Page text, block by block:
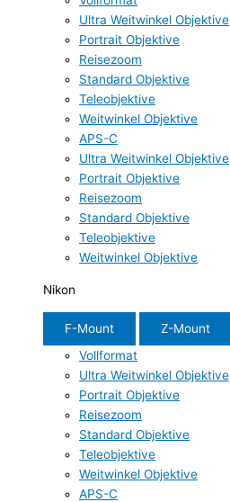
Ultra Weitwinkel Objektive
Portrait Objektive
Reisezoom
Standard Objektive
Teleobjektive
Weitwinkel Objektive
APS-C
Ultra Weitwinkel Objektive
Portrait Objektive
Reisezoom
Standard Objektive
Teleobjektive
Weitwinkel Objektive
Nikon
F-Mount
Z-Mount
Vollformat
Ultra Weitwinkel Objektive
Portrait Objektive
Reisezoom
Standard Objektive
Teleobjektive
Weitwinkel Objektive
APS-C